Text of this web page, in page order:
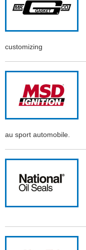
customizing
au sport automobile.